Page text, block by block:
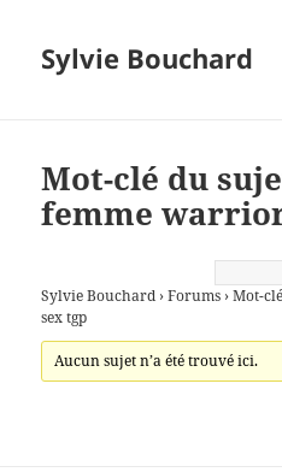
Sylvie Bouchard
Mot-clé du
femme
Sylvie Bouchard › Forums › Mot-
sex tgp
Aucun sujet n’a été trouvé ici.